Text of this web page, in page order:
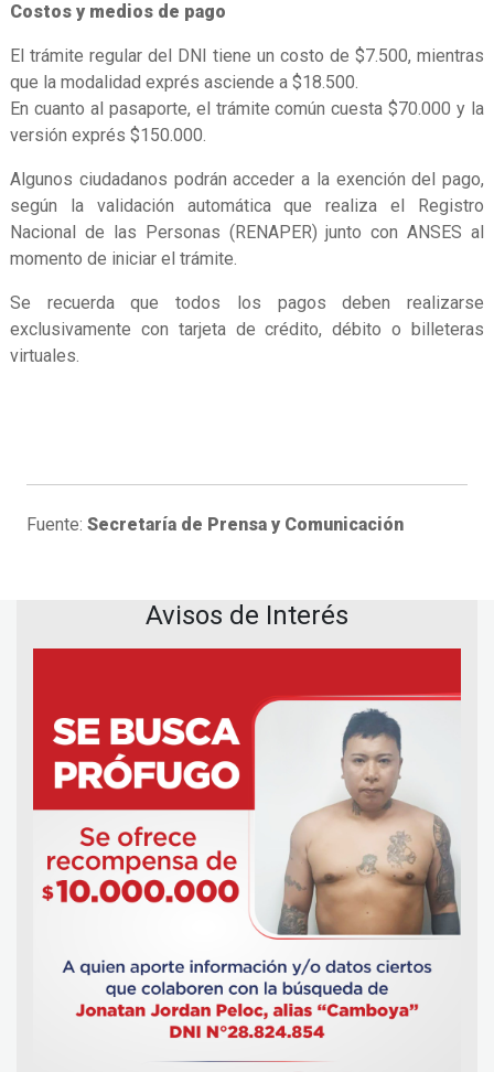
Costos y medios de pago
El trámite regular del DNI tiene un costo de $7.500, mientras
que la modalidad exprés asciende a $18.500.
En cuanto al pasaporte, el trámite común cuesta $70.000 y la
versión exprés $150.000.
Algunos ciudadanos podrán acceder a la exención del pago,
según la validación automática que realiza el Registro
Nacional de las Personas (RENAPER) junto con ANSES al
momento de iniciar el trámite.
Se recuerda que todos los pagos deben realizarse
exclusivamente con tarjeta de crédito, débito o billeteras
virtuales.
Fuente: Secretaría de Prensa y Comunicación
Avisos de Interés